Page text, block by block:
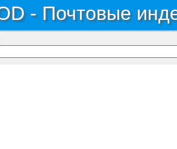
- Почтовые